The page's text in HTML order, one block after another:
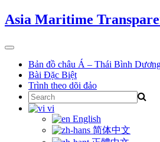
Skip
to
Asia Maritime
Toggle
navigationBản đồ châu Á – Thái Bình
Bài Đặc Biệt
Trình theo dõi đảo
Search
for:
vi
English
简体中文